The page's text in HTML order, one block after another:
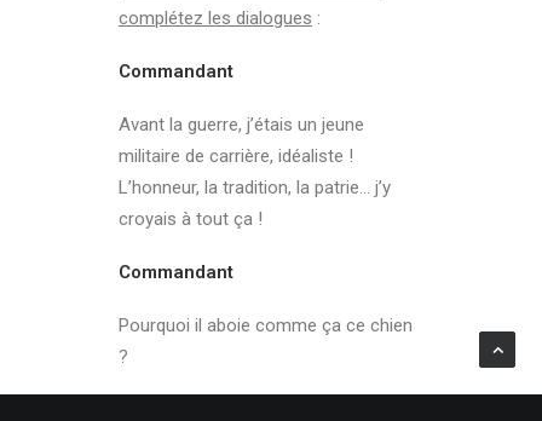
complétez les dialogues :
Commandant
Avant la guerre, j’étais un jeune
militaire de carrière, idéaliste !
L’honneur, la tradition, la patrie… j’y
croyais à tout ça !
Commandant
Pourquoi il aboie comme ça ce chien
?